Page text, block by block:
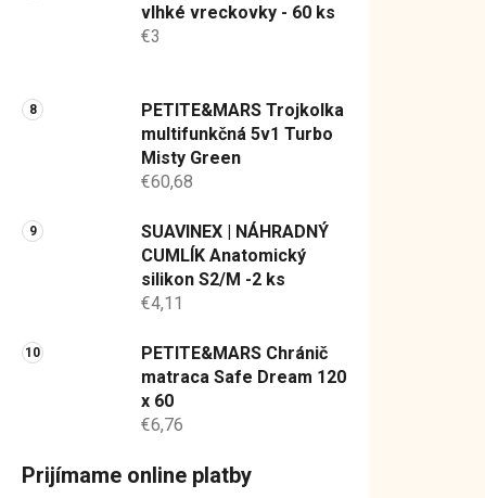
vlhké vreckovky - 60 ks
€3
PETITE&MARS Trojkolka
multifunkčná 5v1 Turbo
Misty Green
€60,68
SUAVINEX | NÁHRADNÝ
CUMLÍK Anatomický
silikon S2/M -2 ks
€4,11
PETITE&MARS Chránič
matraca Safe Dream 120
x 60
€6,76
Prijímame online platby